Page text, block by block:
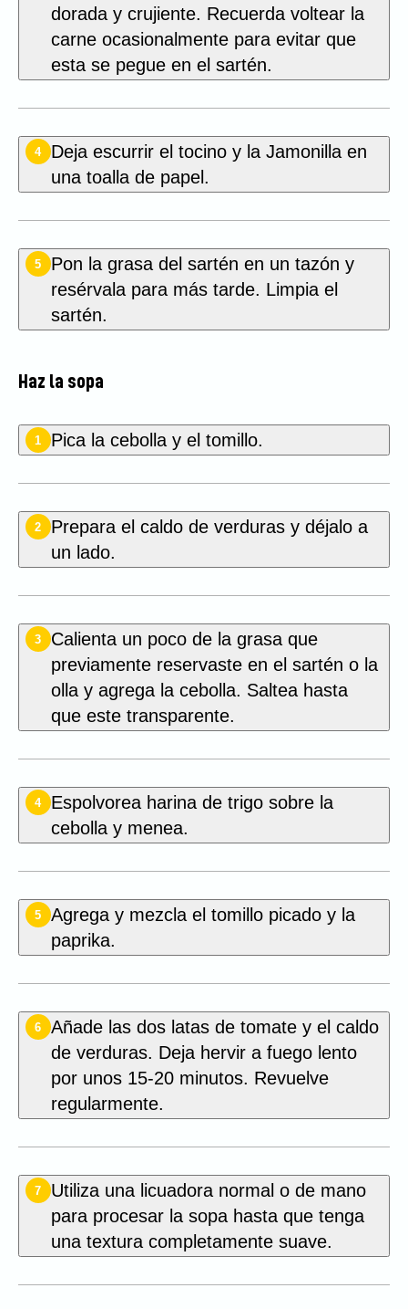
dorada y crujiente. Recuerda voltear la
carne ocasionalmente para evitar que
esta se pegue en el sartén.
4
Deja escurrir el tocino y la Jamonilla en
una toalla de papel.
5
Pon la grasa del sartén en un tazón y
resérvala para más tarde. Limpia el
sartén.
Haz la sopa
1 Pica la cebolla y el tomillo.
2
Prepara el caldo de verduras y déjalo a
un lado.
3
Calienta un poco de la grasa que
previamente reservaste en el sartén o la
olla y agrega la cebolla. Saltea hasta
que este transparente.
4
Espolvorea harina de trigo sobre la
cebolla y menea.
5
Agrega y mezcla el tomillo picado y la
paprika.
6
Añade las dos latas de tomate y el caldo
de verduras. Deja hervir a fuego lento
por unos 15-20 minutos. Revuelve
regularmente.
7
Utiliza una licuadora normal o de mano
para procesar la sopa hasta que tenga
una textura completamente suave.